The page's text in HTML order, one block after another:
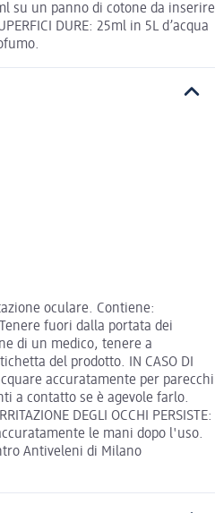
su un panno di cotone da inserire
DURE: 25ml in 5L d’acqua
oculare. Contiene:
Tenere fuori dalla portata dei
di un medico, tenere a
del prodotto. IN CASO DI
accuratamente per parecchi
a contatto se è agevole farlo.
DEGLI OCCHI PERSISTE:
le mani dopo l'uso.
Antiveleni di Milano